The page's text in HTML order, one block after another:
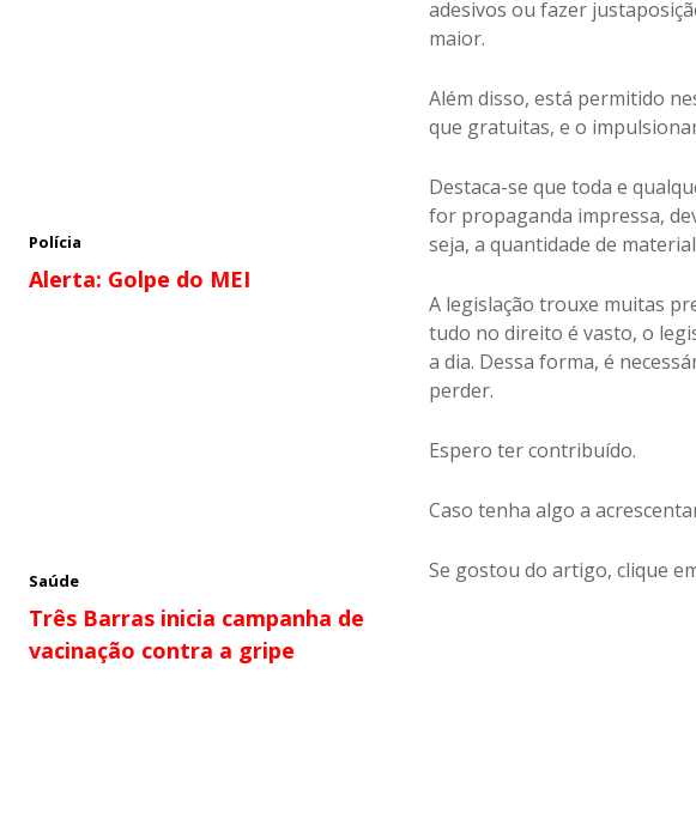
Polícia
Alerta: Golpe do MEI
Saúde
Três Barras inicia campanha de
vacinação contra a gripe
adesivos ou fazer
maior.
Além disso, está permitido
que gratuitas, e o
Destaca-se que toda e
for propaganda impressa,
seja, a quantidade de
A legislação trouxe muitas
tudo no direito é vasto, o
a dia. Dessa forma, é
perder.
Espero ter contribuído.
Caso tenha algo a
Se gostou do artigo, clique